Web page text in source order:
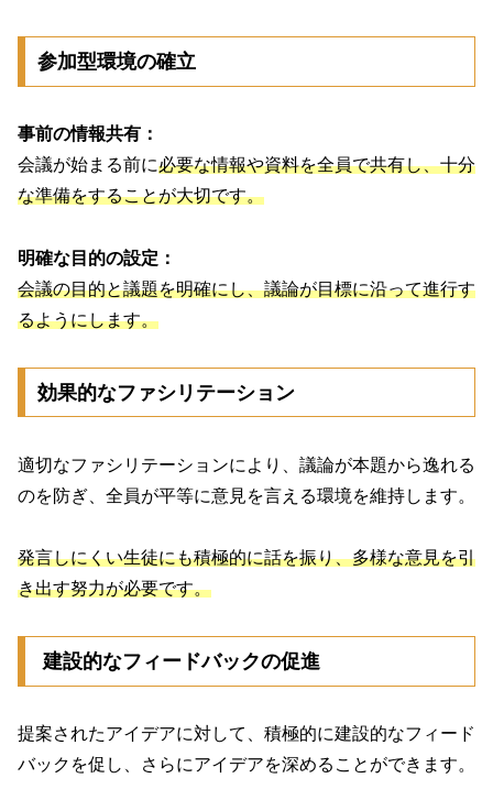
参加型環境の確立
事前の情報共有：
会議が始まる前に必要な情報や資料を全員で共有し、十分
な準備をすることが大切です。
明確な目的の設定：
会議の目的と議題を明確にし、議論が目標に沿って進行す
るようにします。
効果的なファシリテーション
適切なファシリテーションにより、議論が本題から逸れる
のを防ぎ、全員が平等に意見を言える環境を維持します。
発言しにくい生徒にも積極的に話を振り、多様な意見を引
き出す努力が必要です。
建設的なフィードバックの促進
提案されたアイデアに対して、積極的に建設的なフィード
バックを促し、さらにアイデアを深めることができます。